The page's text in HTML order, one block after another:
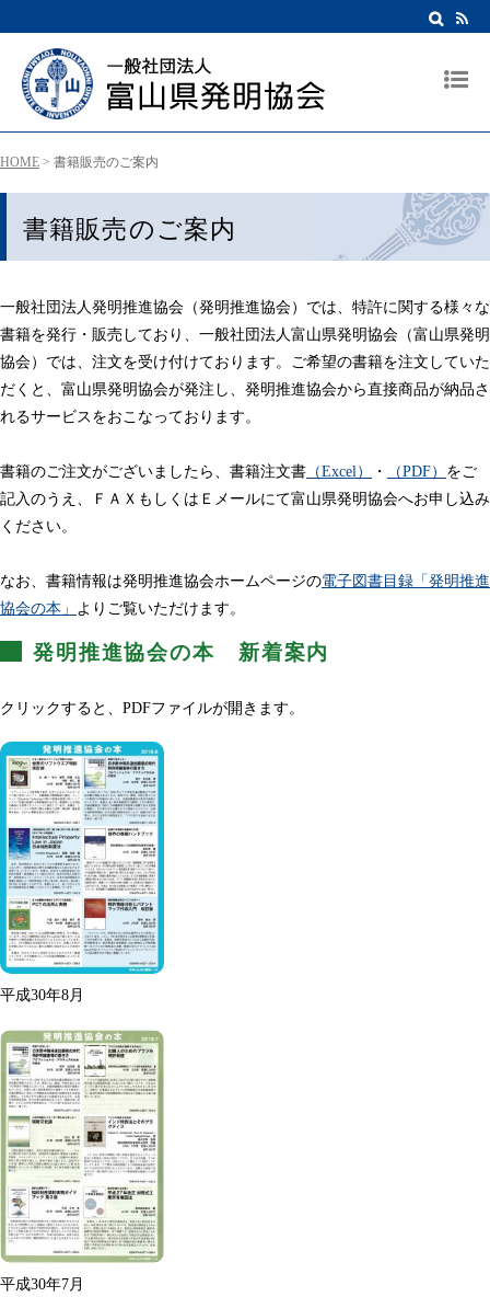
HOME > 書籍販売のご案内
書籍販売のご案内
一般社団法人発明推進協会（発明推進協会）では、特許に関する様々な
書籍を発行・販売しており、一般社団法人富山県発明協会（富山県発明
協会）では、注文を受け付けております。ご希望の書籍を注文していた
だくと、富山県発明協会が発注し、発明推進協会から直接商品が納品さ
れるサービスをおこなっております。
書籍のご注文がございましたら、 書籍注文書 （Excel） ・ （PDF） をご
記入のうえ、ＦＡＸもしくはＥメールにて富山県発明協会へお申し込み
ください。
なお、書籍情報は発明推進協会ホームページの電子図書目録「発明推進
協会の本」
よりご覧いただけます。
発明推進協会の本 新着案内
クリックすると、PDFファイルが開きます。
平成30年8月
平成30年7月